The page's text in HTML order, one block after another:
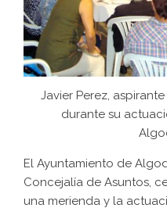
Javier Perez,
durante su
El Ayuntamiento de
Concejalía de Asuntos,
una merienda y la